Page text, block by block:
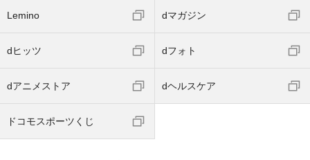
Lemino dマガジン
dヒッツ dフォト
dアニメストア dヘルスケア
ドコモスポーツくじ